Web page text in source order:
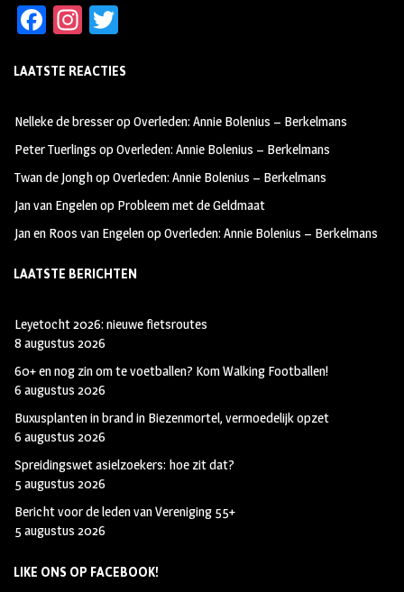
Fa
b
oo
k
In
ag
m
tt
LAATSTE REACTIES
Nelleke de bresseropOverleden: Annie Bolenius – Berkelmans
Peter Tuerlings opOverleden: Annie Bolenius – Berkelmans
Twan de JonghopOverleden: Annie Bolenius – Berkelmans
Jan van Engelenop Probleem met de Geldmaat
Jan en Roos van EngelenopOverleden: Annie Bolenius – Berkelmans
LAATSTE BERICHTEN
Leyetocht 2026: nieuwe fietsroutes
8 augustus 2026
60+ en nog zin om te voetballen? Kom Walking Footballen!
6 augustus 2026
Buxusplanten in brand in Biezenmortel, vermoedelijk opzet
6 augustus 2026
Spreidingswet asielzoekers: hoe zit dat?
5 augustus 2026
Bericht voor de leden van Vereniging 55+
5 augustus 2026
LIKE ONS OP FACEBOOK!